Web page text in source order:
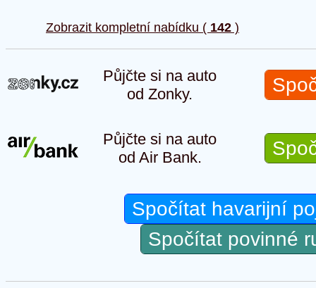
Zobrazit kompletní nabídku ( 142 )
Půjčte si na auto
od Zonky.
Půjčte si na auto
od Air Bank.
Spočítat havarijní
Spočítat povinné